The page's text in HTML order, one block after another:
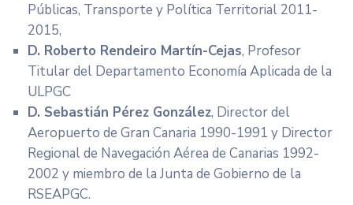
Públicas, Transporte y Política Territorial 2011-
2015,
D. Roberto Rendeiro Martín-Cejas, Profesor
Titular del Departamento Economía Aplicada de la
ULPGC
D. Sebastián Pérez González, Director del
Aeropuerto de Gran Canaria 1990-1991 y Director
Regional de Navegación Aérea de Canarias 1992-
2002 y miembro de la Junta de Gobierno de la
RSEAPGC.